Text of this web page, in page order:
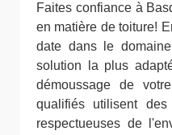
Faites confiance à
en matière de toiture!
date dans le
solution la plus
démoussage de
qualifiés utilisent
respectueuses de